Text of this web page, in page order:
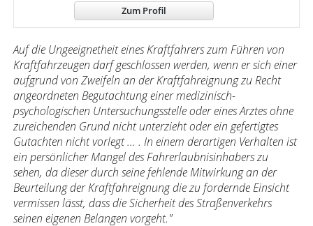
Zum Profil
Auf die Ungeeignetheit eines Kraftfahrers zum Führen von
Kraftfahrzeugen darf geschlossen werden, wenn er sich einer
aufgrund von Zweifeln an der Kraftfahreignung zu Recht
angeordneten Begutachtung einer medizinisch-
psychologischen Untersuchungsstelle oder eines Arztes ohne
zureichenden Grund nicht unterzieht oder ein gefertigtes
Gutachten nicht vorlegt … . In einem derartigen Verhalten ist
ein persönlicher Mangel des Fahrerlaubnisinhabers zu
sehen, da dieser durch seine fehlende Mitwirkung an der
Beurteilung der Kraftfahreignung die zu fordernde Einsicht
vermissen lässt, dass die Sicherheit des Straßenverkehrs
seinen eigenen Belangen vorgeht."